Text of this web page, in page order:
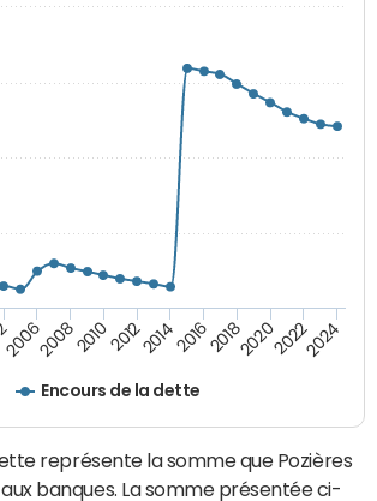
Encours de la dette
2006200820102012201420162018202020222024
représente la somme que Pozières
banques. La somme présentée ci-